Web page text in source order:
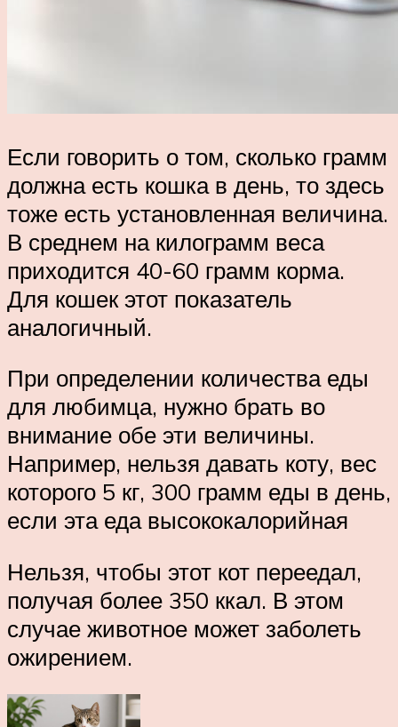
Если говорить о том, сколько грамм
должна есть кошка в день, то здесь
тоже есть установленная величина.
В среднем на килограмм веса
приходится 40-60 грамм корма.
Для кошек этот показатель
аналогичный.
При определении количества еды
для любимца, нужно брать во
внимание обе эти величины.
Например, нельзя давать коту, вес
которого 5 кг, 300 грамм еды в день,
если эта еда высококалорийная
Нельзя, чтобы этот кот переедал,
получая более 350 ккал. В этом
случае животное может заболеть
ожирением.